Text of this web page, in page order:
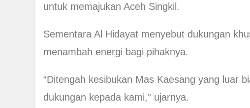
untuk memajukan Aceh Singkil.
Sementara Al Hidayat menyebut dukungan
menambah energi bagi pihaknya.
“Ditengah kesibukan Mas Kaesang yang luar
dukungan kepada kami,” ujarnya.